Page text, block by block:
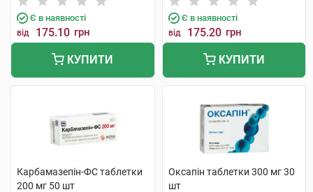
Є в наявності
від 175.10 грн
КУПИТИ
Є в наявності
від 175.20 грн
КУПИТИ
Карбамазепін-ФС таблетки
200 мг 50 шт
Оксапін таблетки 300 мг 30
шт